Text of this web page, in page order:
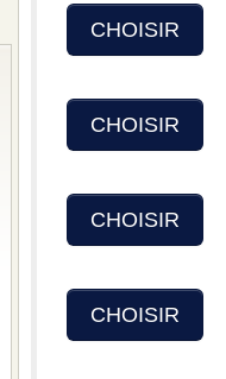
CHOISIR
CHOISIR
CHOISIR
CHOISIR